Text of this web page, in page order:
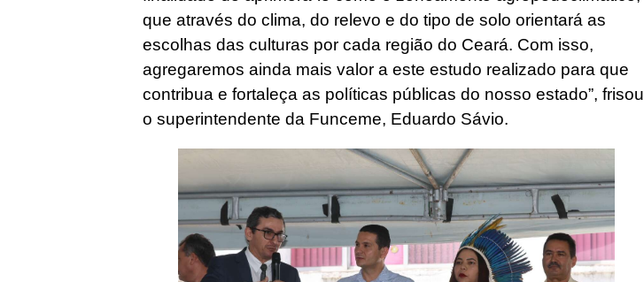
que através do clima, do relevo e do tipo de solo orientará as
escolhas das culturas por cada região do Ceará. Com isso,
agregaremos ainda mais valor a este estudo realizado para que
contribua e fortaleça as políticas públicas do nosso estado”, frisou
o superintendente da Funceme, Eduardo Sávio.